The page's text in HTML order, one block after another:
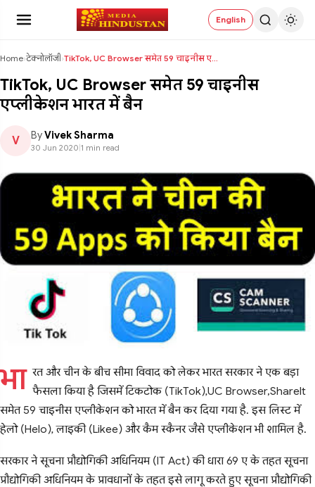
English
Home›टेक्नोलॉजी› TikTok, UC Browser समेत 59 चाइनीस एप्लीकेशन भारत म...
TikTok, UC Browser समेत 59 चाइनीस
एप्लीकेशन भारत में बैन
V ByVivek Sharma
30 Jun 2020 1 min read
भा रत और चीन के बीच सीमा विवाद को लेकर भारत सरकार ने एक बड़ा
फैसला किया है जिसमें टिकटोक (TikTok),UC Browser,ShareIt
समेत 59 चाइनीस एप्लीकेशन को भारत में बैन कर दिया गया है. इस लिस्ट में
हेलो (Helo), लाइकी (Likee) और कैम स्कैनर जैसे एप्लीकेशन भी शामिल है.
सरकार ने सूचना प्रौद्योगिकी अधिनियम (IT Act) की धारा 69 ए के तहत सूचना
प्रौद्योगिकी अधिनियम के प्रावधानों के तहत इसे लागू करते हुए सूचना प्रौद्योगिकी